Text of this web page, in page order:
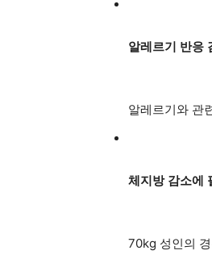
알레르기 반응
알레르기와 관
체지방 감소에
70kg 성인의